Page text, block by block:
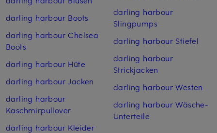
darling harbour Boots
darling harbour Chelsea
Boots
darling harbour Hüte
darling harbour Jacken
darling harbour
Kaschmirpullover
darling harbour Kleider
darling harbour
Slingpumps
darling harbour Stiefel
darling harbour
Strickjacken
darling harbour Westen
darling harbour Wäsche-
Unterteile